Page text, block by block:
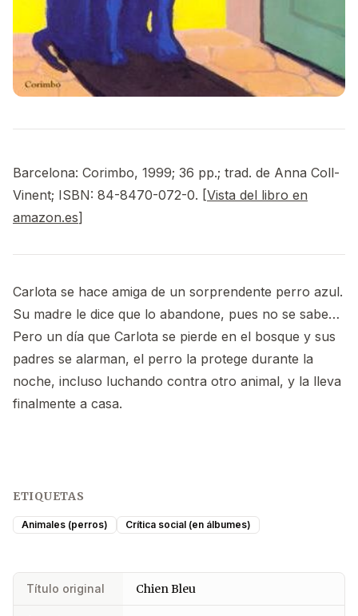
Barcelona: Corimbo, 1999; 36 pp.; trad. de Anna Coll-
Vinent; ISBN: 84-8470-072-0. [Vista del libro en
amazon.es]
Carlota se hace amiga de un sorprendente perro azul.
Su madre le dice que lo abandone, pues no se sabe…
Pero un día que Carlota se pierde en el bosque y sus
padres se alarman, el perro la protege durante la
noche, incluso luchando contra otro animal, y la lleva
finalmente a casa.
ETIQUETAS
Animales (perros) Crítica social (en álbumes)
Título original Chien Bleu